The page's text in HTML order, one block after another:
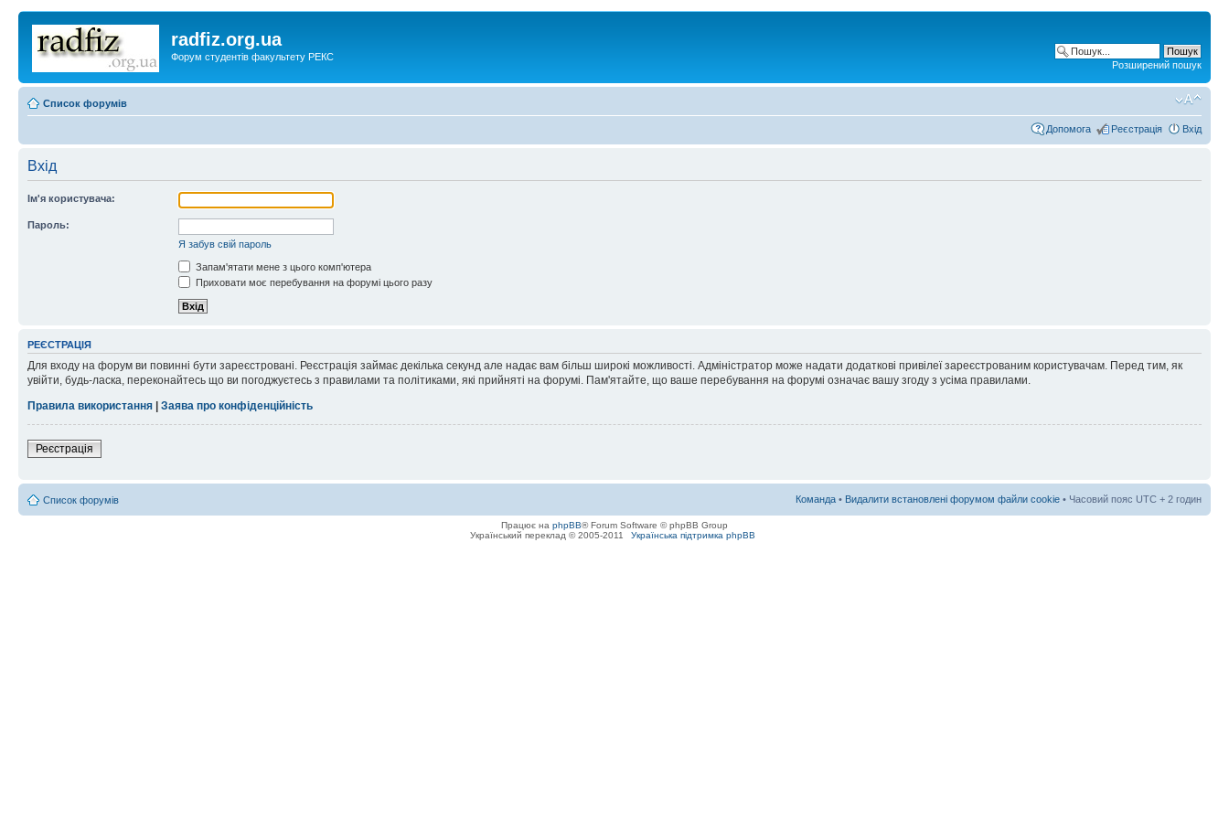
radfiz.org.ua
Форум студентів факультету РЕКС
Розширений пошук
Список форумів
Допомога Реєстрація Вхід
Вхід
Ім'я користувача:
Пароль:
Я забув свій пароль
Запам'ятати мене з цього комп'ютера
Приховати моє перебування на форумі цього разу
РЕЄСТРАЦІЯ
Для входу на форум ви повинні бути зареєстровані. Реєстрація займає декілька секунд але надає вам більш широкі можливості. Адміністратор може надати додаткові привілеї зареєстрованим користувачам. Перед тим, як
увійти, будь-ласка, переконайтесь що ви погоджуєтесь з правилами та політиками, які прийняті на форумі. Пам'ятайте, що ваше перебування на форумі означає вашу згоду з усіма правилами.
Правила використання
Заява про конфіденційність
Реєстрація
Список форумів Команда • Видалити встановлені форумом файли cookie • Часовий пояс UTC + 2 годин
Працює на phpBB® Forum Software © phpBB Group
Український переклад © 2005-2011
Українська підтримка phpBB